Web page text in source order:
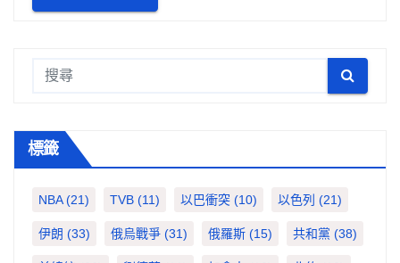
標籤
NBA(21) TVB (11) 以巴衝突 (10) 以色列 (21)
伊朗 (33) 俄烏戰爭 (31) 俄羅斯 (15) 共和黨 (38)